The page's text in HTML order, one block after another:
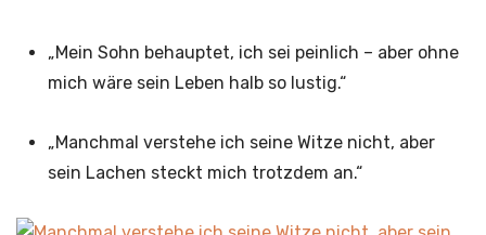
„Mein Sohn behauptet, ich sei peinlich – aber ohne
mich wäre sein Leben halb so lustig.“
„Manchmal verstehe ich seine Witze nicht, aber
sein Lachen steckt mich trotzdem an.“